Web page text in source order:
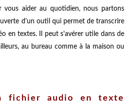
vous aider au quotidien, nous partons
d'un outil qui permet de transcrire
en textes. Il peut s'avérer utile dans de
au bureau comme à la maison ou
fichier audio en texte